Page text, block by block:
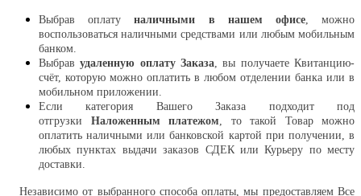
Выбрав оплатуналичными в нашем офисе, можно
воспользоваться наличными средствами или любым мобильным
банком.
Выбравудаленную оплату Заказа , вы получаете Квитанцию-
счёт, которую можно оплатить в любом отделении банка или в
мобильном приложении.
Если категория Вашего Заказа подходит под
отгрузки Наложенным платежом , то такой Товар можно
оплатить наличными или банковской картой при получении, в
любых пунктах выдачи заказов СДЕК или Курьеру по месту
доставки.
Независимо от выбранного способа оплаты, мы предоставляем Все